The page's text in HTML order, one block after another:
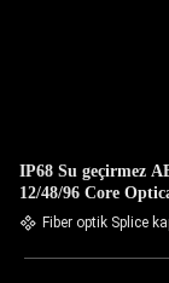
IP68 Su geçirmez
12/48/96 Core
Fiber optik Splice